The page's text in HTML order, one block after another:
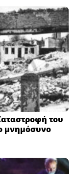
του
μνημόσυνο